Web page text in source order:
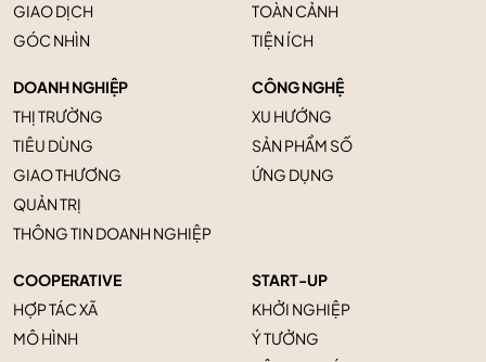
GIAO DỊCH
GÓC NHÌN
TOÀN CẢNH
TIỆN ÍCH
DOANH NGHIỆP
THỊ TRƯỜNG
TIÊU DÙNG
GIAO THƯƠNG
QUẢN TRỊ
THÔNG TIN DOANH NGHIỆP
CÔNG NGHỆ
XU HƯỚNG
SẢN PHẨM SỐ
ỨNG DỤNG
COOPERATIVE
HỢP TÁC XÃ
MÔ HÌNH
START-UP
KHỞI NGHIỆP
Ý TƯỞNG